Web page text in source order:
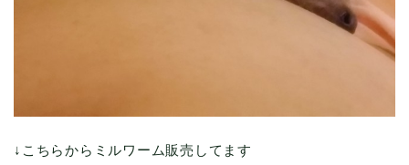
↓こちらからミルワーム販売してます